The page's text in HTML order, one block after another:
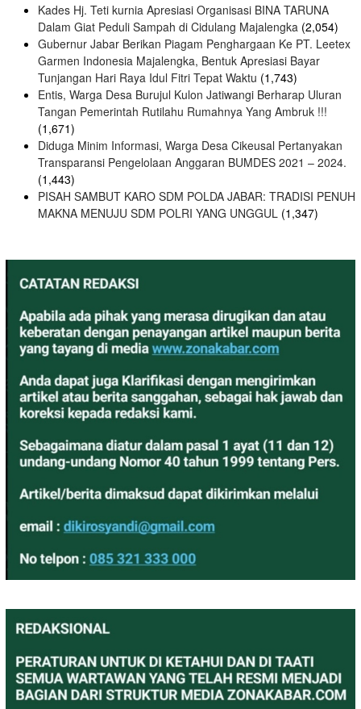
Kades Hj. Teti kurnia Apresiasi Organisasi BINA TARUNA
Dalam Giat Peduli Sampah di Cidulang Majalengka (2,054)
Gubernur Jabar Berikan Piagam Penghargaan Ke PT. Leetex
Garmen Indonesia Majalengka, Bentuk Apresiasi Bayar
Tunjangan Hari Raya Idul Fitri Tepat Waktu (1,743)
Entis, Warga Desa Burujul Kulon Jatiwangi Berharap Uluran
Tangan Pemerintah Rutilahu Rumahnya Yang Ambruk !!!
(1,671)
Diduga Minim Informasi, Warga Desa Cikeusal Pertanyakan
Transparansi Pengelolaan Anggaran BUMDES 2021 – 2024.
(1,443)
PISAH SAMBUT KARO SDM POLDA JABAR: TRADISI PENUH
MAKNA MENUJU SDM POLRI YANG UNGGUL (1,347)